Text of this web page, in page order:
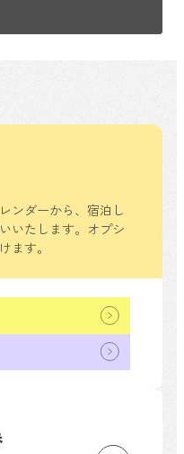
ンダーから、 宿泊し
いたします。 オプシ
ます。